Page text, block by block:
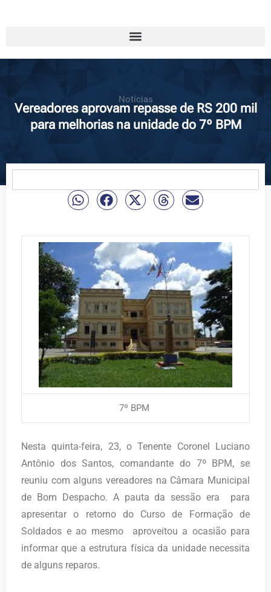
Notícias
Vereadores aprovam repasse de RS 200 mil
para melhorias na unidade do 7º BPM
7º BPM
Nesta quinta-feira, 23, o Tenente Coronel Luciano
Antônio dos Santos, comandante do 7º BPM, se
reuniu com alguns vereadores na Câmara Municipal
de Bom Despacho. A pauta da sessão era para
apresentar o retorno do Curso de Formação de
Soldados e ao mesmo aproveitou a ocasião para
informar que a estrutura física da unidade necessita
de alguns reparos.